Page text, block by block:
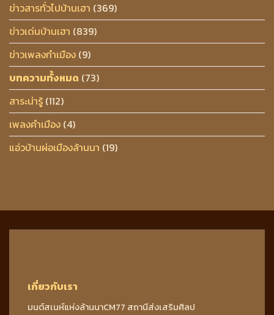
ข่าวสารทั่วไปบ้านเฮา (369)
ข่าวเด่นบ้านเฮา (839)
ข่าวเพลงกำเมือง (9)
บทความทั้งหมด (73)
สาระน่ารู้ (112)
เพลงคำเมือง (4)
แอ่วบ้านผ่อเมืองล้านนา (19)
เกี่ยวกับเรา
มนต์สเนห์แห่งล้านนาCM77 สถานีส่งเสริมศิลป